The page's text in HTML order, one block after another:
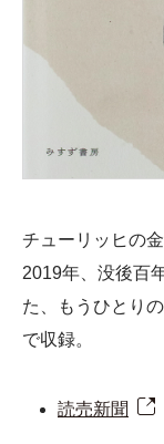
チューリッヒの
2019年、没後百
た、もうひとり
で収録。
読売新聞